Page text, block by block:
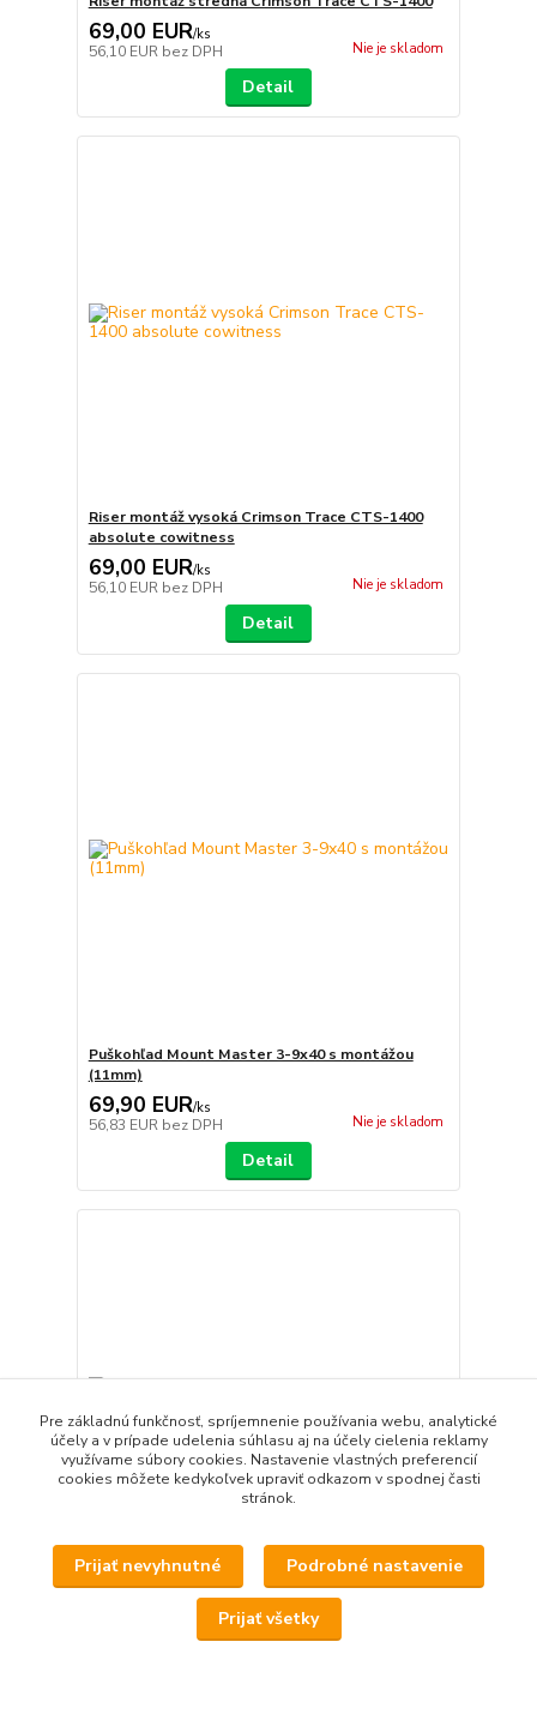
69,00 EUR/ks
56,10 EUR bez DPH Nie je skladom
Detail
Riser montáž vysoká Crimson Trace CTS-1400
absolute cowitness
69,00 EUR/ks
56,10 EUR bez DPH Nie je skladom
Detail
Puškohľad Mount Master 3-9x40 s montážou
(11mm)
69,90 EUR/ks
56,83 EUR bez DPH Nie je skladom
Detail
Puškohľad Crosman CenterPoint 2x20 Duplex
bez DPH
Pre základnú funkčnosť, spríjemnenie používania webu, analytické
účely a v prípade udelenia súhlasu aj na účely cielenia reklamy
využívame súbory cookies. Nastavenie vlastných preferencií
cookies môžete kedykoľvek upraviť odkazom v spodnej časti
stránok.
Prijať nevyhnutné Podrobné nastavenie
Prijať všetky